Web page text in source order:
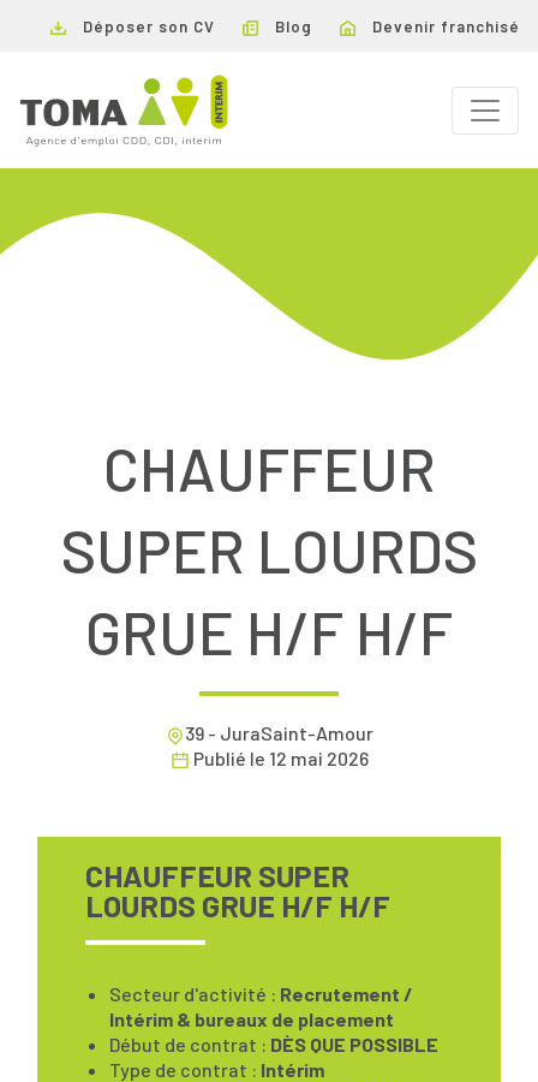
Déposer son CV Blog Devenir franchisé
CHAUFFEUR
SUPER LOURDS
GRUE H/F H/F
39 - JuraSaint-Amour
Publié le 12 mai 2026
CHAUFFEUR SUPER
LOURDS GRUE H/F H/F
Secteur d'activité : Recrutement /
Intérim & bureaux de placement
Début de contrat : DÈS QUE POSSIBLE
Type de contrat : Intérim